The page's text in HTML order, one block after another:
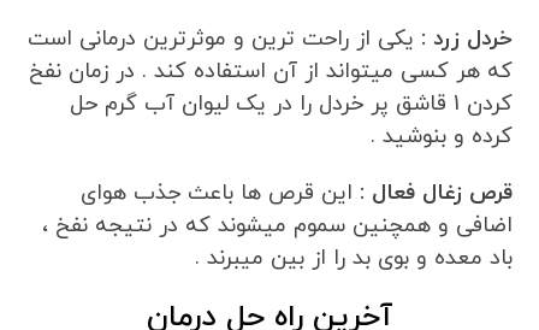
خردل زرد : یکی از راحت ترین و موثرترین درمانی است
که هر کسی میتواند از آن استفاده کند . در زمان نفخ
کردن 1 قاشق پر خردل را در یک لیوان آب گرم حل
کرده و بنوشید .
قرص زغال فعال : این قرص ها باعث جذب هوای
اضافی و همچنین سموم میشوند که در نتیجه نفخ ،
باد معده و بوی بد را از بین میبرند .
آخرین راه حل درمان